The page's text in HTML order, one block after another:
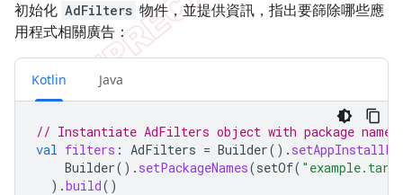
初始化 AdFilters 物件，並提供資訊，指出要篩除哪些應
用程式相關廣告：
Kotlin Java
// Instantiate AdFilters object with package
val filters : AdFilters = Builder().
Builder(). setPackageNames(setOf(
).build()